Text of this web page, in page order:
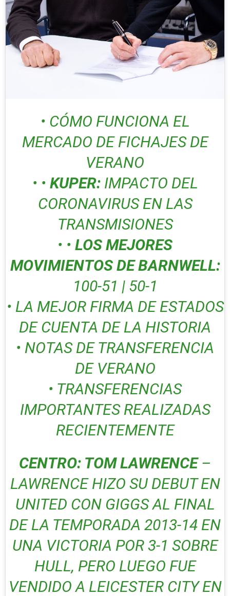
• CÓMO FUNCIONA EL
MERCADO DE FICHAJES DE
VERANO
• • KUPER:IMPACTO DEL
CORONAVIRUS EN LAS
TRANSMISIONES
• • LOS MEJORES
MOVIMIENTOS DE BARNWELL:
100-51 | 50-1
• LA MEJOR FIRMA DE ESTADOS
DE CUENTA DE LA HISTORIA
• NOTAS DE TRANSFERENCIA
DE VERANO
• TRANSFERENCIAS
IMPORTANTES REALIZADAS
RECIENTEMENTE
CENTRO: TOM LAWRENCE–
LAWRENCE HIZO SU DEBUT EN
UNITED CON GIGGS AL FINAL
DE LA TEMPORADA 2013-14 EN
UNA VICTORIA POR 3-1 SOBRE
HULL, PERO LUEGO FUE
VENDIDO A LEICESTER CITY EN